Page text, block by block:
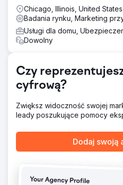
zoptymalizowaliśmy
kupującego.
Wyniki
Kiedy zaczynaliśmy w kwietniu,
USD. Do sierpnia przychody
ze 126 000 odwiedzających.
liczby te poszybowały w górę.
odwiedzających.
Przejdź do
Chicago, Illinois, United States
Badania rynku, Marketing
Usługi dla domu,
Dowolny
Czy
cyfrową?
Zwiększ widoczność swojej
leady poszukujące pomocy
Dodaj swoją